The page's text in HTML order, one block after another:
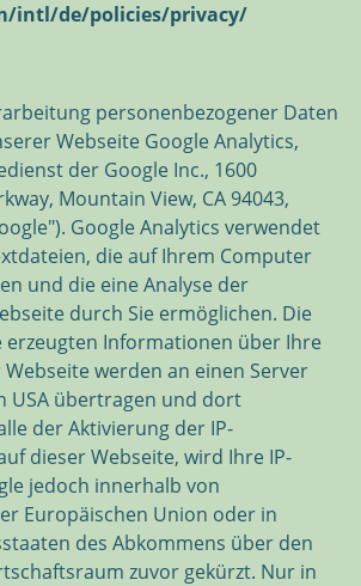
intl/de/policies/privacy/
personenbezogener Daten
Webseite Google Analytics,
der Google Inc., 1600
Mountain View, CA 94043,
Google Analytics verwendet
die auf Ihrem Computer
und die eine Analyse der
durch Sie ermöglichen. Die
erzeugten Informationen über Ihre
werden an einen Server
USA übertragen und dort
der Aktivierung der IP-
dieser Webseite, wird Ihre IP-
jedoch innerhalb von
Europäischen Union oder in
des Abkommens über den
zuvor gekürzt. Nur in